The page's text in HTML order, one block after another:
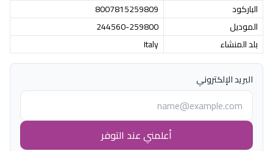
الباركود
8007815259809
الموديل
244560-259800
بلد المنشاء
Italy
البريد الإلكتروني
أعلمني عند التوفر